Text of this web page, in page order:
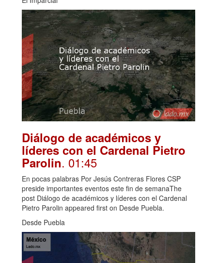
Diálogo de académicos y
líderes con el Cardenal Pietro
Parolin. 01:45
En pocas palabras Por Jesús Contreras Flores CSP
preside importantes eventos este fin de semanaThe
post Diálogo de académicos y líderes con el Cardenal
Pietro Parolin appeared first on Desde Puebla.
Desde Puebla